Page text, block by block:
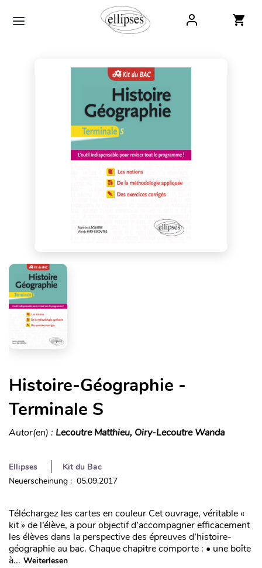
Histoire-Géographie -
Terminale S
Autor(en) : Lecoutre Matthieu, Oiry-Lecoutre Wanda
Ellipses
Kit du Bac
Neuerscheinung : 05.09.2017
Téléchargez les cartes en couleur Cet ouvrage, véritable «
kit » de l’élève, a pour objectif d’accompagner efficacement
les élèves dans la perspective des épreuves d’histoire-
géographie au bac. Chaque chapitre comporte : • une boîte
à... Weiterlesen